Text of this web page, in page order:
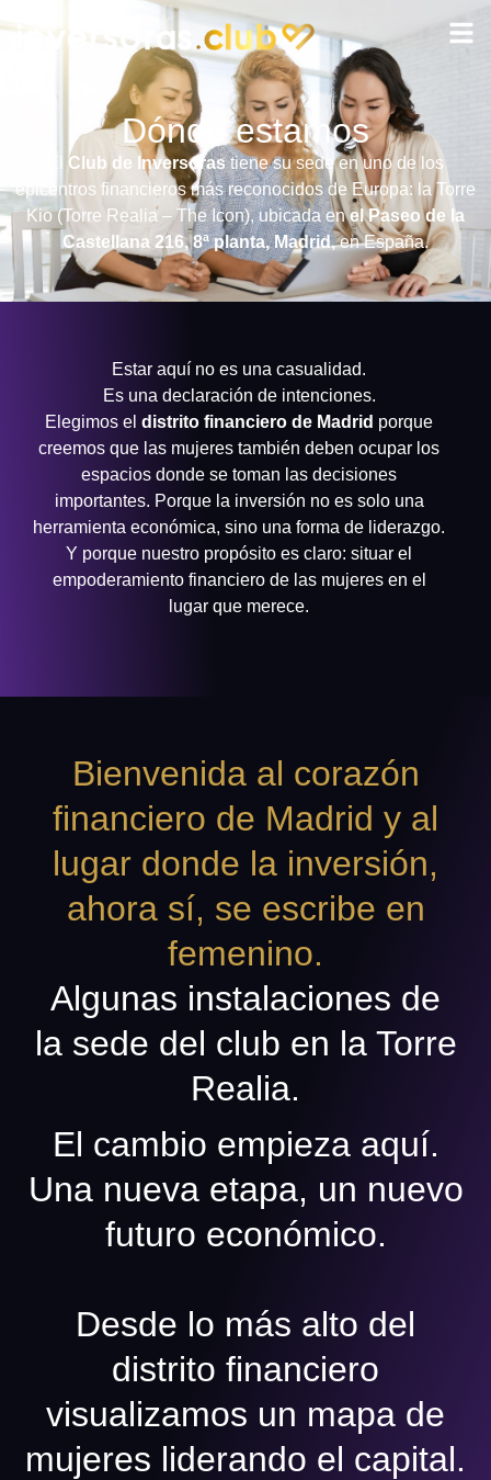
Dónde estamos
Club de Inversorastiene su sede en uno de los
epicentros financieros más reconocidos de Europa: la Torre
Kio (Torre Realia – The Icon), ubicada enel Paseo de la
Castellana 216, 8ª planta, Madrid,en España.
Estar aquí no es una casualidad.
Es una declaración de intenciones.
Elegimos eldistrito financiero de Madrid porque
creemos que las mujeres también deben ocupar los
espacios donde se toman las decisiones
importantes. Porque la inversión no es solo una
herramienta económica, sino una forma de liderazgo.
Y porque nuestro propósito es claro: situar el
empoderamiento financiero de las mujeres en el
lugar que merece.
Bienvenida al corazón
financiero de Madrid y al
lugar donde la inversión,
ahora sí, se escribe en
femenino.
Algunas instalaciones de
la sede del club en la Torre
Realia.
El cambio empieza aquí.
Una nueva etapa, un nuevo
futuro económico.
Desde lo más alto del
distrito financiero
visualizamos un mapa de
mujeres liderando el capital.